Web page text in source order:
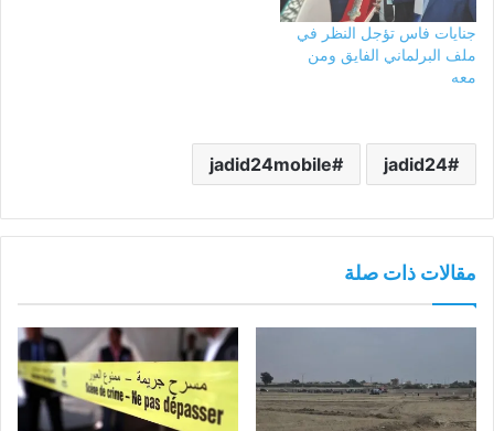
جنايات فاس تؤجل النظر في
ملف البرلماني الفايق ومن
معه
jadid24
jadid24mobile
مقالات ذات صلة